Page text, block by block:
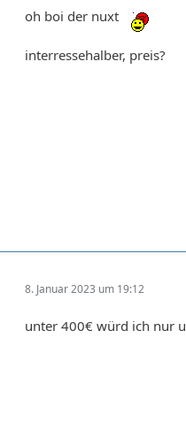
oh boi der nuxt
interressehalber, preis?
8. Januar 2023 um 19:12
unter 400€ würd ich nur